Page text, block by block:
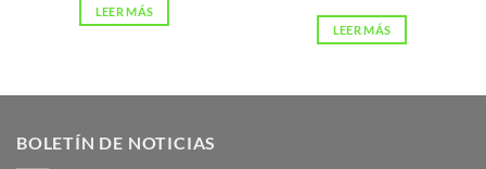
LEER MÁS
LEER MÁS
BOLETÍN DE NOTICIAS